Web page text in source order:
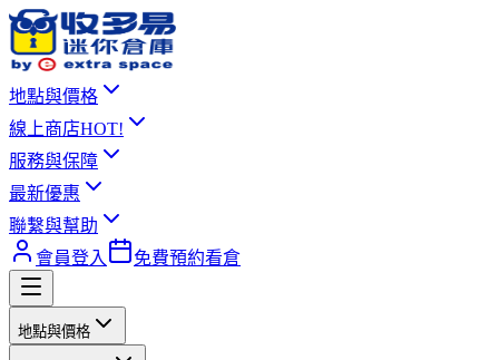
地點與價格
線上商店HOT!
服務與保障
最新優惠
聯繫與幫助
會員登入
免費預約看倉
地點與價格